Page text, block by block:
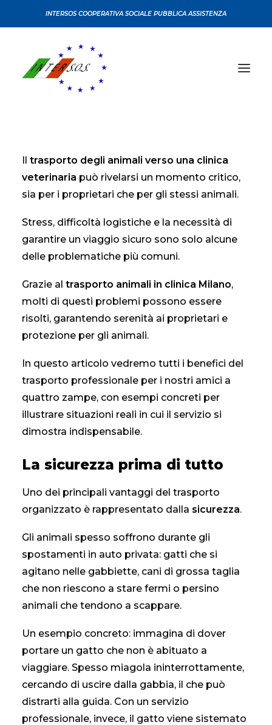
INTERSOS COOPERATIVA SOCIALE PUBBLICA ASSISTENZA
CONVENZIONI
CERTIFICAZIONI
CORSI
SEDI
CONTATTI
Il trasporto degli animali verso una clinica
veterinaria può rivelarsi un momento critico,
sia per i proprietari che per gli stessi animali.
Stress, difficoltà logistiche e la necessità di
garantire un viaggio sicuro sono solo alcune
delle problematiche più comuni.
Grazie al trasporto animali in clinica Milano,
molti di questi problemi possono essere
risolti, garantendo serenità ai proprietari e
protezione per gli animali.
In questo articolo vedremo tutti i benefici del
trasporto professionale per i nostri amici a
quattro zampe, con esempi concreti per
illustrare situazioni reali in cui il servizio si
dimostra indispensabile.
La sicurezza prima di tutto
Uno dei principali vantaggi del trasporto
organizzato è rappresentato dalla sicurezza.
Gli animali spesso soffrono durante gli
spostamenti in auto privata: gatti che si
agitano nelle gabbiette, cani di grossa taglia
che non riescono a stare fermi o persino
animali che tendono a scappare.
Un esempio concreto: immagina di dover
portare un gatto che non è abituato a
viaggiare. Spesso miagola ininterrottamente,
cercando di uscire dalla gabbia, il che può
distrarti alla guida. Con un servizio
professionale, invece, il gatto viene sistemato